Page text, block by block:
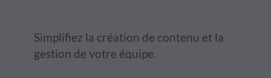
Simplifiez la création de contenu et la
gestion de votre équipe.